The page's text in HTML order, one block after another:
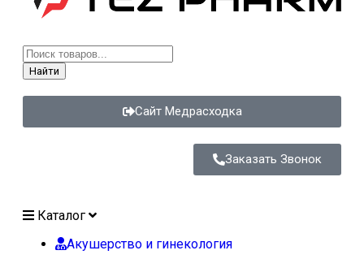
Найти
Сайт Медрасходка
Заказать Звонок
Каталог
Акушерство и гинекология